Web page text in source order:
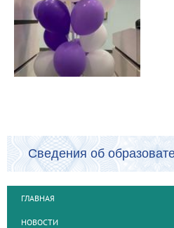
Сведения об
ГЛАВНАЯ
НОВОСТИ